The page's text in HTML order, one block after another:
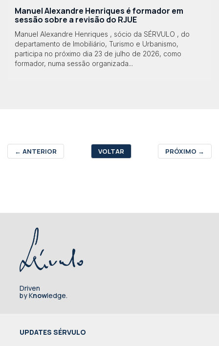
Manuel Alexandre Henriques é formador em
sessão sobre a revisão do RJUE
Manuel Alexandre Henriques , sócio da SÉRVULO , do
departamento de Imobiliário, Turismo e Urbanismo,
participa no próximo dia 23 de julho de 2026, como
formador, numa sessão organizada...
← ANTERIOR VOLTAR PRÓXIMO →
Driven
by Knowledge.
UPDATES SÉRVULO